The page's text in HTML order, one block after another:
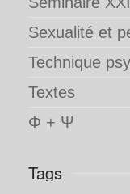
Sexualité et
Technique
Textes
Φ + Ψ
Tags